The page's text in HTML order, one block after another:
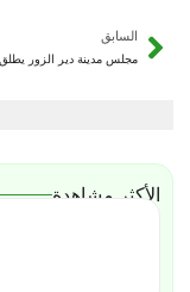
السابق
الأكثر مشاهدة